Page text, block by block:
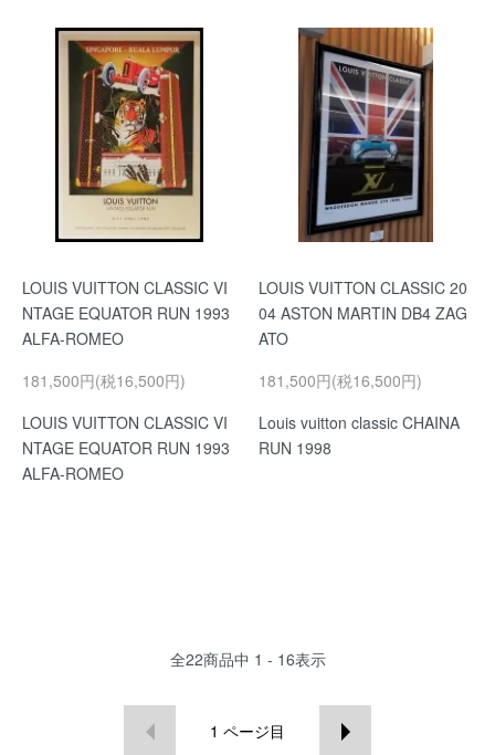
LOUIS VUITTON CLASSIC VI
NTAGE EQUATOR RUN 1993
ALFA-ROMEO
181,500円(税16,500円)
LOUIS VUITTON CLASSIC VI
NTAGE EQUATOR RUN 1993
ALFA-ROMEO
LOUIS VUITTON CLASSIC 20
04 ASTON MARTIN DB4 ZAG
ATO
181,500円(税16,500円)
Louis vuitton classic CHAINA
RUN 1998
全22商品中 1 - 16表示
1 ページ目